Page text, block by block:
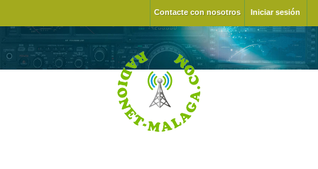
Iniciar sesión
Contacte con nosotros